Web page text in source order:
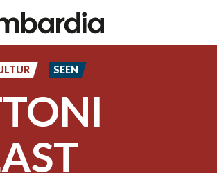
SEEN